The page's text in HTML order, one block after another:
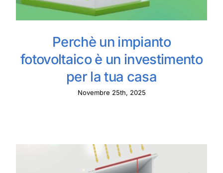
Perchè un impianto
fotovoltaico è un investimento
per la tua casa
Novembre 25th, 2025